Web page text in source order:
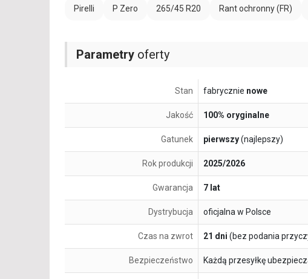
Pirelli P Zero 265/45 R20 Rant ochronny (FR)
Parametry oferty
Stan fabrycznie nowe
Jakość 100% oryginalne
Gatunek pierwszy(najlepszy)
Rok produkcji 2025/2026
Gwarancja 7 lat
Dystrybucja oficjalna w Polsce
Czas na zwrot 21 dni (bez podania
Bezpieczeństwo Każdą przesyłkę